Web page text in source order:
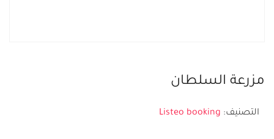
مزرعة السلطان
التصنيف: Listeo booking